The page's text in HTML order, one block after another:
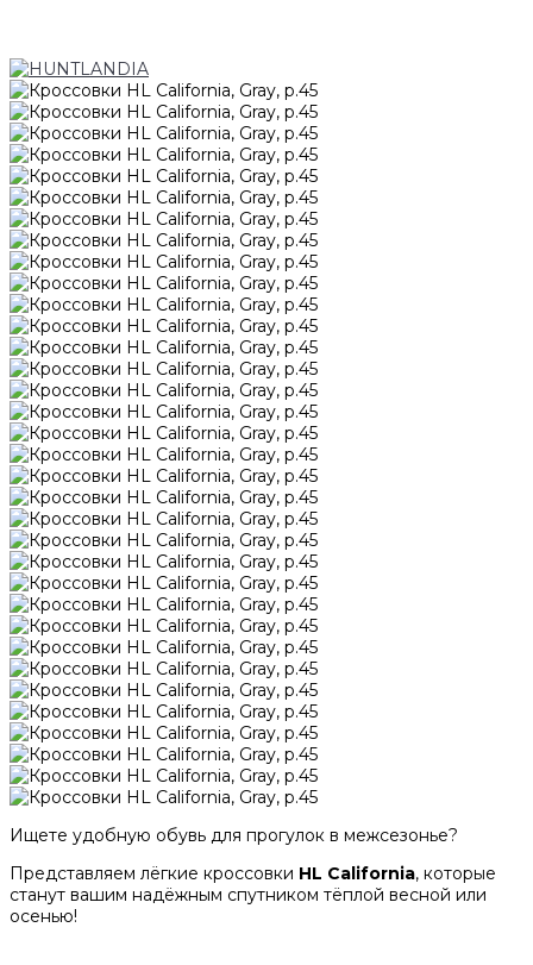
Ищете удобную обувь для прогулок в межсезонье?
Представляем лёгкие кроссовки HL California, которые
станут вашим надёжным спутником тёплой весной или
осенью!